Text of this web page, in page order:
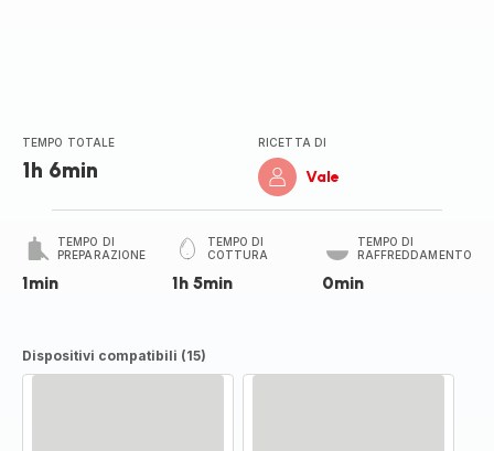
TEMPO TOTALE
1h 6min
RICETTA DI
Vale
TEMPO DI
PREPARAZIONE
1min
TEMPO DI
COTTURA
1h 5min
TEMPO DI
RAFFREDDAMENTO
0min
Dispositivi compatibili (15)